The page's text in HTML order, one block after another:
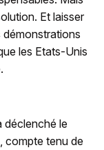
Et laisser
démonstrations
les Etats-Unis
déclenché le
compte tenu de